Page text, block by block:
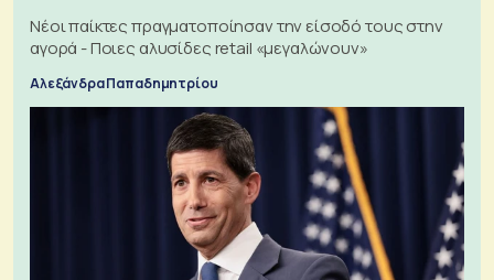
Νέοι παίκτες πραγματοποίησαν την είσοδό τους στην
αγορά - Ποιες αλυσίδες retail «μεγαλώνουν»
Αλεξάνδρα Παπαδημητρίου